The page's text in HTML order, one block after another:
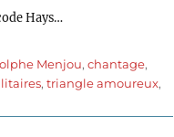
Hays…
Menjou,chantage,
,triangle amoureux,